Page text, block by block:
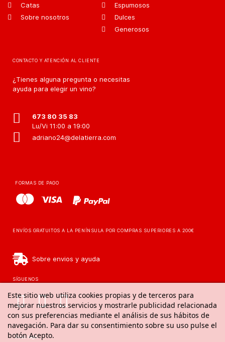
Este sitio web utiliza cookies propias y de terceros para
mejorar nuestros servicios y mostrarle publicidad relacionada
con sus preferencias mediante el análisis de sus hábitos de
navegación. Para dar su consentimiento sobre su uso pulse el
botón Acepto.
Catas
Sobre nosotros
Espumosos
Dulces
Generosos
CONTACTO Y ATENCIÓN AL CLIENTE
¿Tienes alguna pregunta o necesitas
ayuda para elegir un vino?
673 80 35 83
Lu/Vi 11:00 a 19:00
adriano24@delatierra.com
FORMAS DE PAGO
ENVÍOS GRATUITOS A LA PENÍNSULA POR COMPRAS SUPERIORES A 200€
Sobre envios y ayuda
SÍGUENOS
Aviso legal